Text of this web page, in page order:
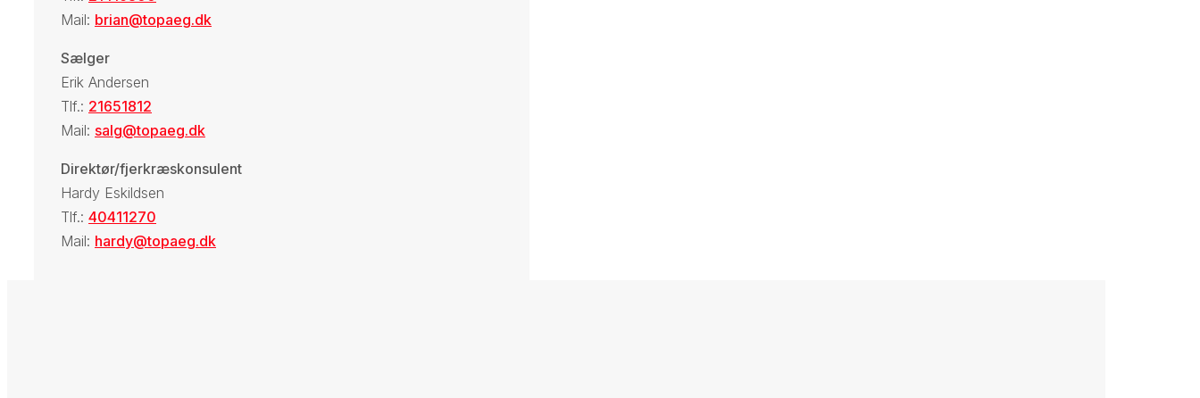
Mail: brian@topaeg.dk
Sælger
Erik Andersen
Tlf.: 21651812
Mail: salg@topaeg.dk
Direktør/fjerkræskonsulent
Hardy Eskildsen
Tlf.: 40411270
Mail: hardy@topaeg.dk